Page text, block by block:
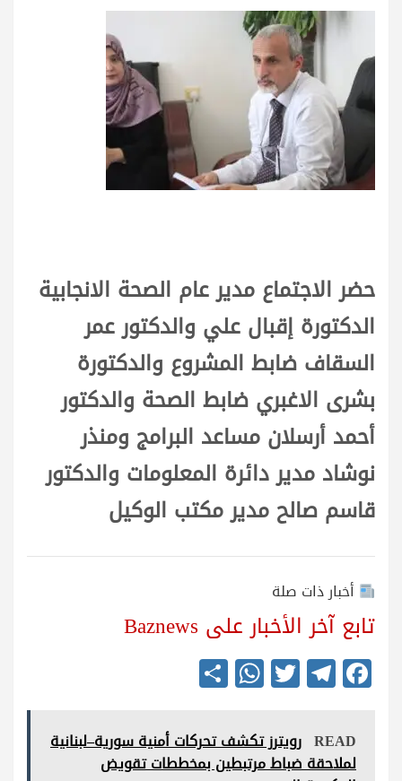
حضر الاجتماع مدير عام الصحة الانجابية
الدكتورة إقبال علي والدكتور عمر
السقاف ضابط المشروع والدكتورة
بشرى الاغبري ضابط الصحة والدكتور
أحمد أرسلان مساعد البرامج ومنذر
نوشاد مدير دائرة المعلومات والدكتور
قاسم صالح مدير مكتب الوكيل
أخبار ذات صلة
تابع آخر الأخبار على Baznews
Fa
ce
bo
ok
Te
le
gr
a
T
wi
tte
r
W
ha
ts
A
re READ رويترز تكشف تحركات أمنية سورية–لبنانية
لملاحقة ضباط مرتبطين بمخططات تقويض